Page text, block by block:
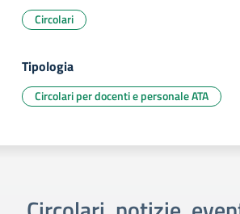
Circolari
Tipologia
Circolari per docenti e personale ATA